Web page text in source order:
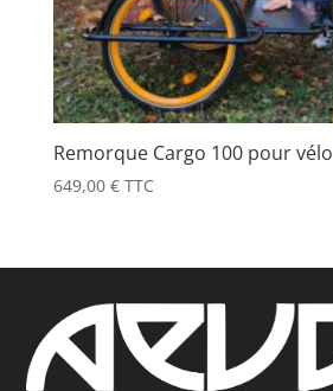
Remorque Cargo 100 pour vélo
649,00 € TTC